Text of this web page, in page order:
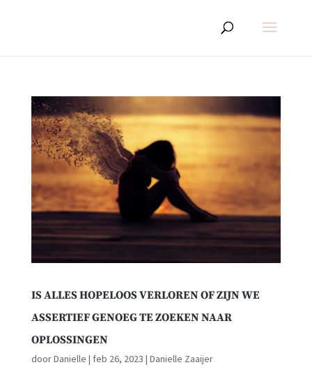
IS ALLES HOPELOOS VERLOREN OF ZIJN WE
ASSERTIEF GENOEG TE ZOEKEN NAAR
OPLOSSINGEN
doorDanielle | feb 26, 2023 | Danielle Zaaijer